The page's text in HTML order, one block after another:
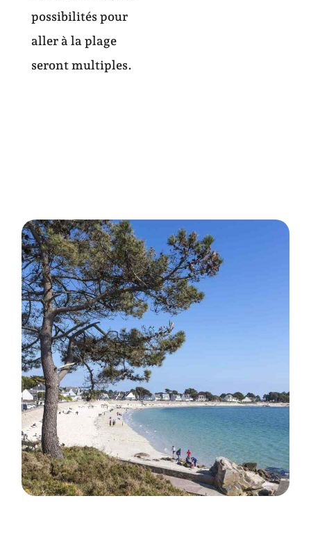
possibilités pour
aller à la plage
seront multiples.